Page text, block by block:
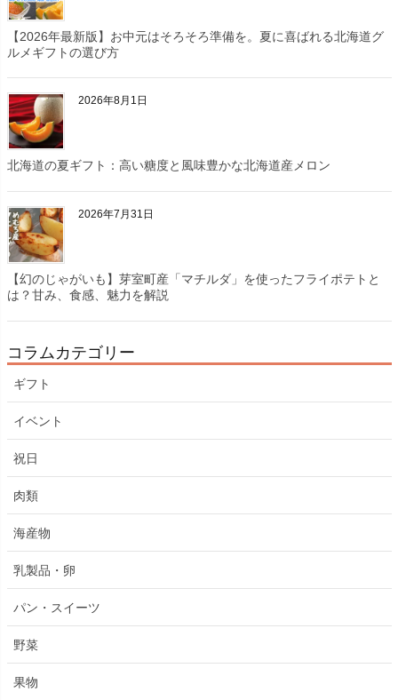
【2026年最新版】お中元はそろそろ準備を。夏に喜ばれる北海道グ
ルメギフトの選び方
2026年8月1日
北海道の夏ギフト：高い糖度と風味豊かな北海道産メロン
2026年7月31日
【幻のじゃがいも】芽室町産「マチルダ」を使ったフライポテトと
は？甘み、食感、魅力を解説
コラムカテゴリー
ギフト
イベント
祝日
肉類
海産物
乳製品・卵
パン・スイーツ
野菜
果物